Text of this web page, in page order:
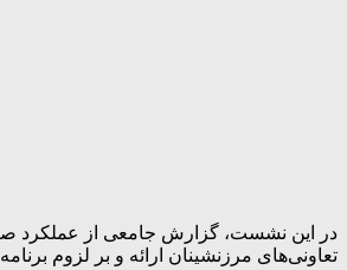
تعاونی‌های مرزنشینان ارائه و بر لزوم